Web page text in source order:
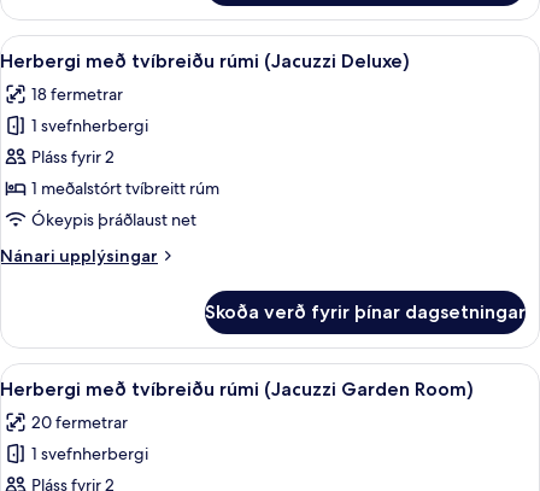
sjávarsýn
herbergi
með
tvíbreiðu
svalir
sjávarsýn
Skoða
allar
myndir
fyrir
Herbergi
með
tvíbreiðu
(Jacuzzi
Herbergi með tvíbreiðu rúmi
4
Herbergi með tvíbreiðu rúmi (Jacuzzi Deluxe)
18 fermetrar
1 svefnherbergi
Pláss fyrir 2
1 meðalstórt tvíbreitt rúm
Ókeypis þráðlaust net
Nánari upplýsingar
Nánari
með
tvíbreiðu
rúmi
(Jacuzzi
Deluxe)
Skoða verð fyrir þínar dagsetningar
Skoða
allar
myndir
fyrir
Herbergi með tvíbreiðu rúmi
4
Herbergi með tvíbreiðu rúmi (Jacuzzi Garden Room)
20 fermetrar
1 svefnherbergi
Pláss fyrir 2